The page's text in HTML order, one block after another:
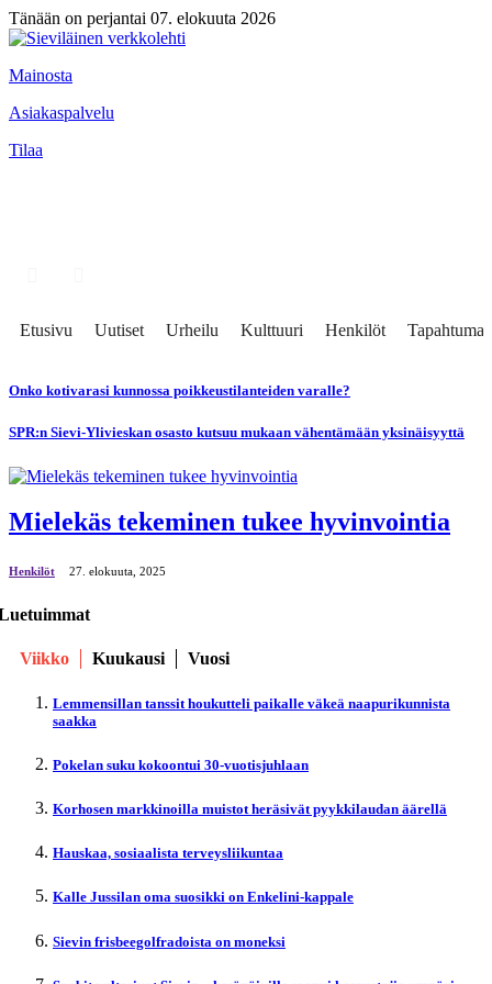
Tänään on perjantai 07. elokuuta 2026
Mainosta
Asiakaspalvelu
Tilaa
Etusivu Uutiset Urheilu Kulttuuri Henkilöt Tapahtumat
Onko kotivarasi kunnossa poikkeustilanteiden varalle?
SPR:n Sievi-Ylivieskan osasto kutsuu mukaan vähentämään yksinäisyyttä
Mielekäs tekeminen tukee hyvinvointia
Henkilöt 27. elokuuta, 2025
Viikko Kuukausi Vuosi
Lemmensillan tanssit houkutteli paikalle väkeä naapurikunnista
saakka
Pokelan suku kokoontui 30-vuotisjuhlaan
Korhosen markkinoilla muistot heräsivät pyykkilaudan äärellä
Hauskaa, sosiaalista terveysliikuntaa
Kalle Jussilan oma suosikki on Enkelini-kappale
Sievin frisbeegolfradoista on moneksi